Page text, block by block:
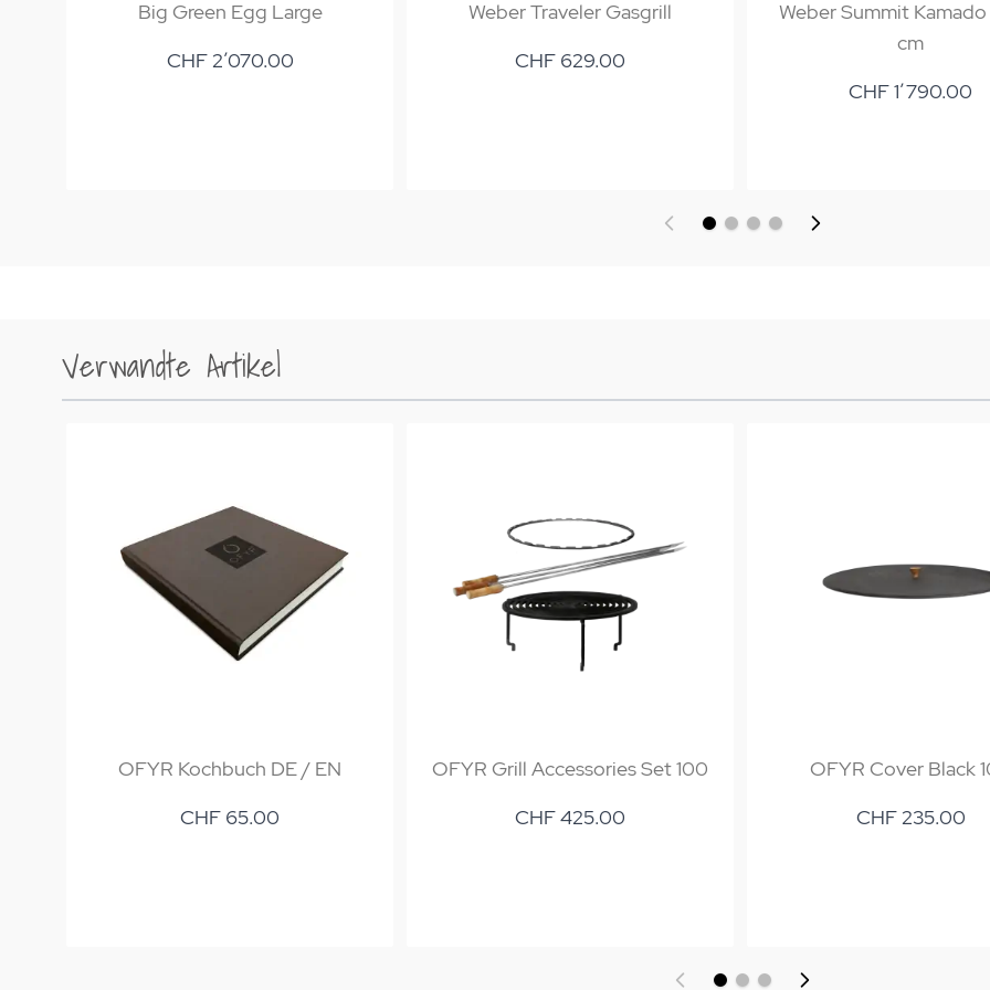
Big Green Egg Large
CHF 2’070.00
Weber Traveler Gasgrill
CHF 629.00
Weber Summit Kamado
cm
CHF 1’790.00
Verwandte Artikel
OFYR Kochbuch DE / EN
CHF 65.00
OFYR Grill Accessories Set 100
CHF 425.00
OFYR Cover Black
CHF 235.00